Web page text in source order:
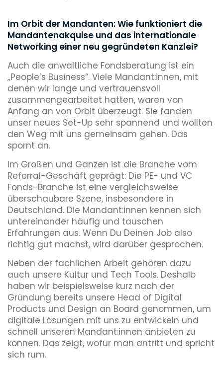
Im Orbit der Mandanten: Wie funktioniert die
Mandantenakquise und das internationale
Networking einer neu gegründeten Kanzlei?
Auch die anwaltliche Fondsberatung ist ein
„People’s Business“. Viele Mandant:innen, mit
denen wir lange und vertrauensvoll
zusammengearbeitet hatten, waren von
Anfang an von Orbit überzeugt. Sie fanden
unser neues Set-Up sehr spannend und wollten
den Weg mit uns gemeinsam gehen. Das
spornt an.
Im Großen und Ganzen ist die Branche vom
Referral-Geschäft geprägt: Die PE- und VC
Fonds-Branche ist eine vergleichsweise
überschaubare Szene, insbesondere in
Deutschland. Die Mandant:innen kennen sich
untereinander häufig und tauschen
Erfahrungen aus. Wenn Du Deinen Job also
richtig gut machst, wird darüber gesprochen.
Neben der fachlichen Arbeit gehören dazu
auch unsere Kultur und Tech Tools. Deshalb
haben wir beispielsweise kurz nach der
Gründung bereits unsere Head of Digital
Products und Design an Board genommen, um
digitale Lösungen mit uns zu entwickeln und
schnell unseren Mandant:innen anbieten zu
können. Das zeigt, wofür man antritt und spricht
sich rum.